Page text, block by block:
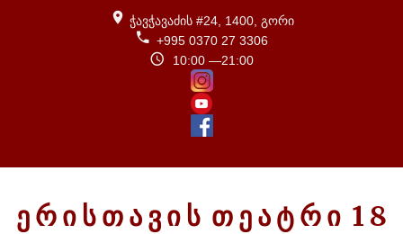
ჭავჭავაძის #24, 1400, გორი
+995 0370 27 3306
10:00 —21:00
ᲔᲠᲘᲡᲗᲐᲕᲘᲡ ᲗᲔᲐᲢᲠᲘ 1 8